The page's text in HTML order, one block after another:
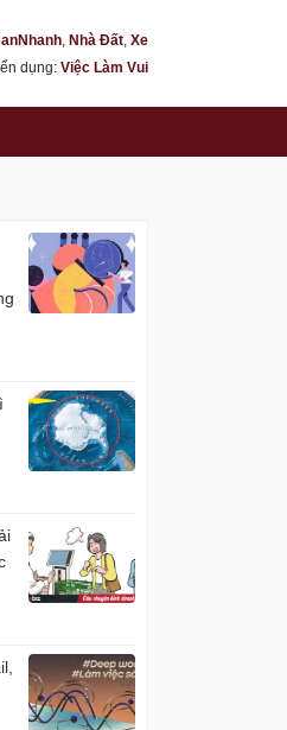
, Nhà Đất, Xe
dụng: Việc Làm Vui